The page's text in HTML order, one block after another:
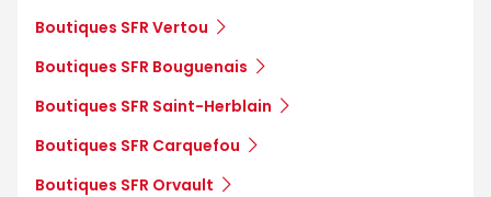
Boutiques SFR Vertou
Boutiques SFR Bouguenais
Boutiques SFR Saint-Herblain
Boutiques SFR Carquefou
Boutiques SFR Orvault